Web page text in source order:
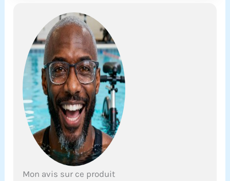
Mon avis sur ce produit